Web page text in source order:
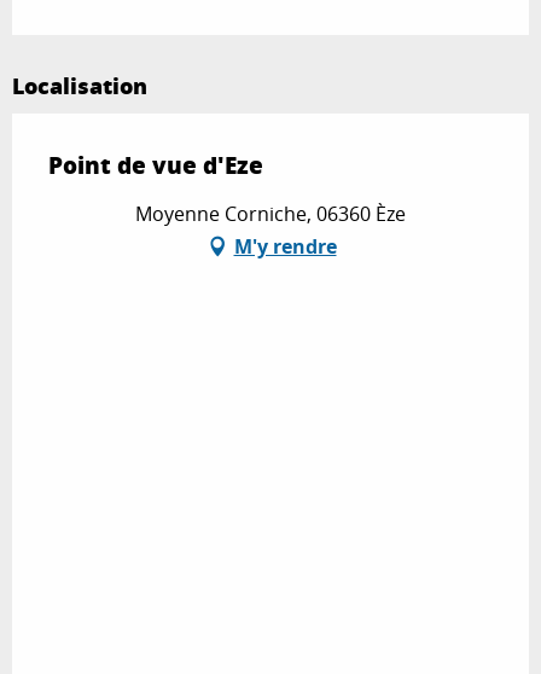
Localisation
Point de vue d'Eze
Moyenne Corniche, 06360 Èze
M'y rendre